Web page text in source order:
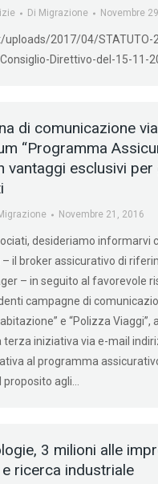
Di Migrazione Novembre
2017/04/STATUTO-
Direttivo-del-15-11-
di comunicazione
“Programma
vantaggi esclusivi per
Novembre 21, 2016
desideriamo informarvi
– il broker assicurativo di
– in seguito al favorevole
campagne di
e “Polizza Viaggi”,
terza iniziativa via e-mail
al programma
agli…
3 milioni alle
ricerca industriale